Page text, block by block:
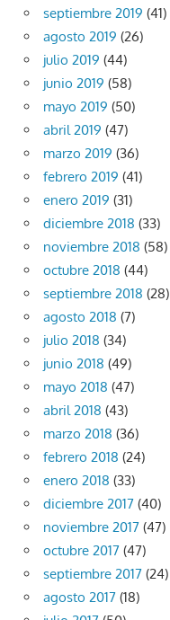
septiembre 2019 (41)
agosto 2019 (26)
julio 2019 (44)
junio 2019 (58)
mayo 2019 (50)
abril 2019 (47)
marzo 2019 (36)
febrero 2019 (41)
enero 2019 (31)
diciembre 2018 (33)
noviembre 2018 (58)
octubre 2018 (44)
septiembre 2018 (28)
agosto 2018 (7)
julio 2018 (34)
junio 2018 (49)
mayo 2018 (47)
abril 2018 (43)
marzo 2018 (36)
febrero 2018 (24)
enero 2018 (33)
diciembre 2017 (40)
noviembre 2017 (47)
octubre 2017 (47)
septiembre 2017 (24)
agosto 2017 (18)